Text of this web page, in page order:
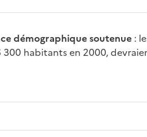
démographique soutenue :
habitants en 2000,